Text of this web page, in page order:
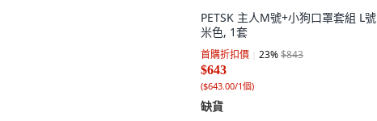
PETSK 主人M號+小狗口罩套組 L號
米色, 1套
首購折扣價 23%$843
$643
($643.00/1個)
缺貨